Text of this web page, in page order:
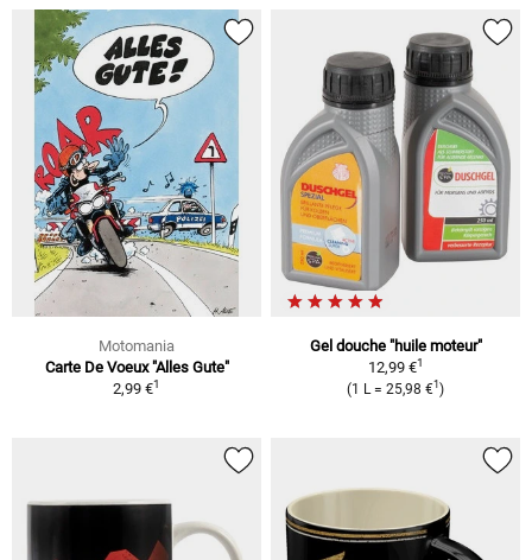
Motomania
Carte De Voeux "Alles Gute"
2,99 €1
Gel douche "huile moteur"
12,99 €1
(1 L = 25,98 €1 )